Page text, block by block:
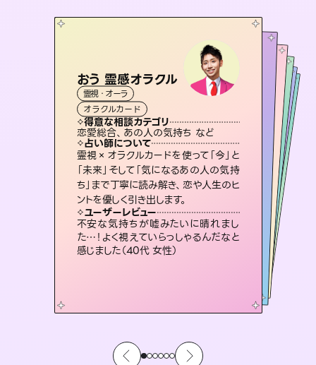
おう 霊感オラクル
霊視・オーラ
オラクルカード
得意な相談カテゴリ
恋愛総合、あの人の気持ち など
占い師について
霊視×オラクルカードを使って「今」と
「未来」そして「気になるあの人の気持
ち」まで丁寧に読み解き、恋や人生のヒ
ントを優しく引き出します。
ユーザーレビュー
不安な気持ちが嘘みたいに晴れまし
た…！よく視えていらっしゃるんだなと
感じました（40代 女性）
アイリス -iris-
西洋占星術
ルーン
得意な相談カテゴリ
恋愛総合、片想い、二人の未来 など
占い師について
復縁、恋愛、不倫の行方、同性愛や片
思い、仕事関係や借金問題まで知りた
いことや心の負担になっていることを
紐解き、背中をそっと押して導きます。
ユーザーレビュー
安心感のあり、言い切ってくれる所や濁
さない鑑定のおかげで、毎回自分の気
持ちを整えられます（30代 男性）
桃源珠羽 とうげんみう）
霊視・オーラ
スピリチュアル・リーディング
得意な相談カテゴリ
片想い、あの人の気持ち、復縁 など
占い師について
恋愛のお悩みの中でも特に「曖昧な関
係」の相談を得意としており、友達以上
恋人未満なお相手との今後や本音を丁
寧に読み解き恋愛成就へと導きます。
ユーザーレビュー
鑑定していただいてアドバイス通りに行
動すると仲が復活してきました。ありが
とうございました（40代 女性）
セラピスト理恵
霊視・オーラ
スピリチュアル・リーディング
得意な相談カテゴリ
片想い、二人の未来、年の差 など
占い師について
連絡再開、復縁、成就などの報告実績多数。セラピストとして2万超の施術経験があるからこそできる鑑定で、より良い未来をサポートします。
ユーザーレビュー
とても心温まる鑑定でした。しかもこち
らは何も言っていないのに視えていらっ
しゃるんだなと驚きです（30代女性）
未来視師＊花
スピリチュアル・リーディング
得意な相談カテゴリ
出逢い、片想い、復縁 など
占い師について
未来には何パターンもの選択肢があり
ます。不安で視えにくくなっているあな
たの素敵な未来を見つけ、その未来を
選択できるようアドバイスします。
ユーザーレビュー
職場の人の性質や人間関係、本心など
本当によく視えていてびっくり。対策が
打てて前向きになれます（40代）
霊視・オーラ
スピリチュアル・リーディング
得意な相談カテゴリ
片想い、あの人の気持ち、復縁 など
占い師について
3,700年以上の歴史を持つ東洋最古の
占術「易占」で詳細まで占い、幸せへ向
かう道筋を示します。厳しい結果にも具
体的な対策をお伝えします。
ユーザーレビュー
複雑な背景もしっかり聞いて鑑定して
いただけました。気持ちが楽になりまし
た（50代 女性）